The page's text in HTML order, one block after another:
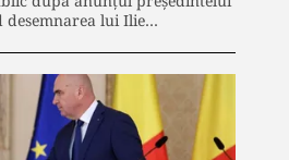
lui Ilie…